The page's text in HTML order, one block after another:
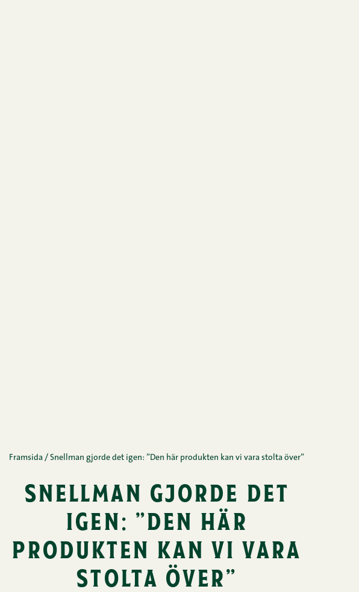
Framsida / Snellman gjorde det igen: ”Den här produkten kan vi vara stolta över”
snellman gjorde det
igen: ”den här
produkten kan vi vara
stolta över”